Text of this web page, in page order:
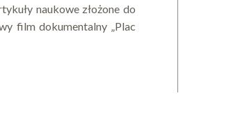
naukowe złożone do
film dokumentalny „Plac